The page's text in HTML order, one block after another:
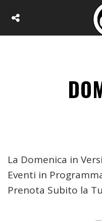
La Domenica in
Eventi in
Prenota Subito la